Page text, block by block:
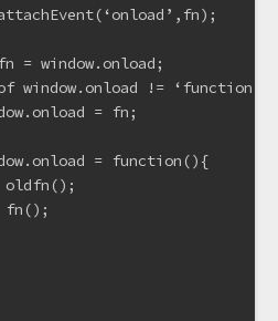
= window.onload;
window.onload != ‘function’){
= fn;
= function(){